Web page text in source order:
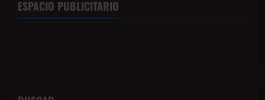
ESPACIO PUBLICITARIO